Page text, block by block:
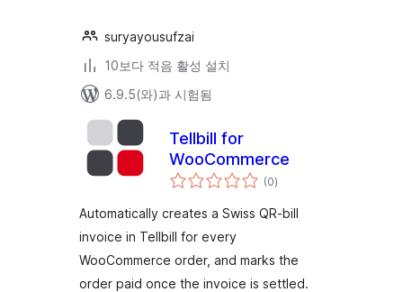
suryayousufzai
10보다 적음 활성 설치
6.9.5(와)과 시험됨
Tellbill for
WooCommerce
(0전
체
점
)
Automatically creates a Swiss QR-bill
invoice in Tellbill for every
WooCommerce order, and marks the
order paid once the invoice is settled.